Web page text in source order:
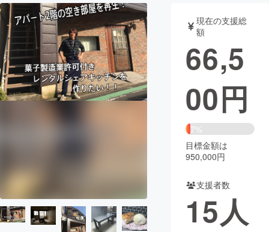
テクノロジー・ガジェット
映像・映画 書籍・雑誌
ビジネス・起業 チャレンジ
CAMPFIRE Creation
コミュニティ
現在の支援総
額
66,5
00円
7%
目標金額は
950,000円
支援者数
15人